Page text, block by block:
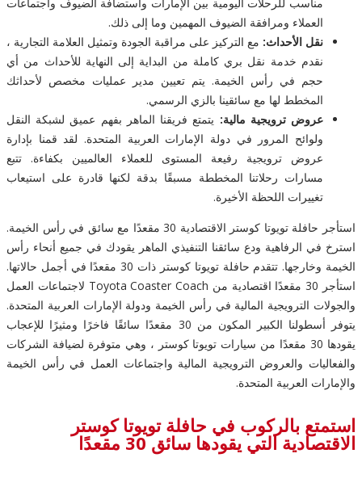
العملاء ومرافقة الضيوف المهمين وما إلى ذلك.
نقل الأحداث: مع التركيز على مراقبة الجودة وتمثيل العلامة التجارية ،
نقدم خدمة نقل بري كاملة من البداية إلى النهاية للأحداث من أي
حجم في رأس الخيمة. يتم تعيين مدير عمليات مخصص لأحداثك
المخطط لها مع سائقينا بالزي الرسمي.
عروض ترويجية مالية: يتمتع فريقنا الماهر بفهم عميق لشبكة النقل
ولوائح المرور في دولة الإمارات العربية المتحدة. لقد قمنا بإدارة
عروض ترويجية رفيعة المستوى للعملاء العالميين بكفاءة. تتبع
مسارات رحلاتنا المخططة مسبقًا بدقة لكنها قادرة على استيعاب
تغييرات اللحظة الأخيرة.
استأجر حافلة تويوتا كوستر الاقتصادية 30 مقعدًا مع سائق في رأس الخيمة.
استرخ في الرفاهية ودع سائقنا التنفيذي الماهر يقودك في جميع أنحاء رأس
الخيمة وخارجها. تتقدم حافلة تويوتا كوستر ذات 30 مقعدًا في أجمل حالاتها.
استأجر 30 مقعدًا اقتصادية من Toyota Coaster Coach لاجتماعات العمل
والجولات الترويجية المالية في رأس الخيمة ودولة الإمارات العربية المتحدة.
يتوفر أسطولنا الكبير المكون من 30 مقعدًا سائقًا فاخرًا ومثيرًا للإعجاب
يقودها 30 مقعدًا من سيارات تويوتا كوستر ، وهي متوفرة لضيافة الشركات
والفعاليات والعروض الترويجية المالية واجتماعات العمل في رأس الخيمة
والإمارات العربية المتحدة.
استمتع بالركوب في حافلة تويوتا كوستر
الاقتصادية التي يقودها سائق 30 مقعدًا